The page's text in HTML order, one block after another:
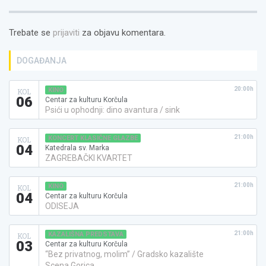
Trebate se prijaviti za objavu komentara.
DOGAĐANJA
KOL
06
KINO
Centar za kulturu Korčula
Psići u ophodnji: dino avantura / sink
20:00h
KOL
04
KONCERT KLASIČNE GLAZBE
Katedrala sv. Marka
ZAGREBAČKI KVARTET
21:00h
KOL
04
KINO
Centar za kulturu Korčula
ODISEJA
21:00h
KOL
03
KAZALIŠNA PREDSTAVA
Centar za kulturu Korčula
“Bez privatnog, molim” / Gradsko kazalište
21:00h